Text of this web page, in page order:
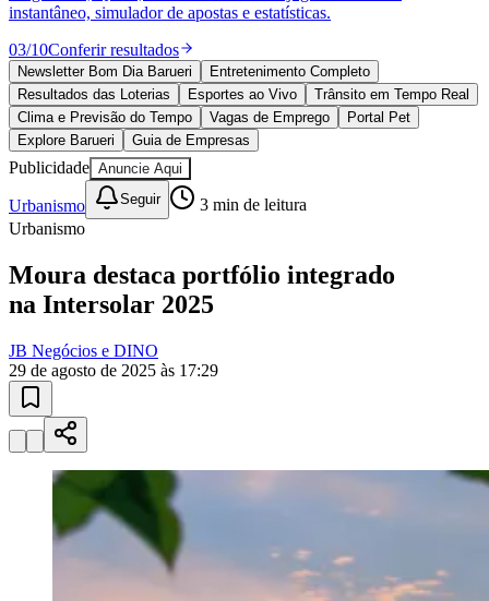
Goiás
10 anos de JB novo portalconfira as novidades
10 anos de JB
Esportes ao Vivo
atualizadas
Paulistão, Brasileirão, Champions League e mais. Placar em tempo
real, classificação e notícias esportivas.
Acompanhar jogos
Newsletter Bom Dia Barueri
Entretenimento Completo
Resultados das Loterias
Esportes ao Vivo
Trânsito em Tempo Real
Vagas de Emprego Portal Pet